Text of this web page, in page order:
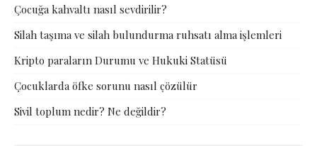
Çocuğa kahvaltı nasıl sevdirilir?
Silah taşıma ve silah bulundurma ruhsatı alma işlemleri
Kripto paraların Durumu ve Hukuki Statüsü
Çocuklarda öfke sorunu nasıl çözülür
Sivil toplum nedir? Ne değildir?